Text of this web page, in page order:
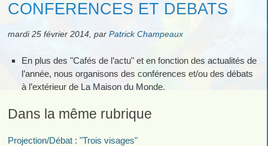
CONFERENCES ET DEBATS
mardi 25 février 2014, par Patrick Champeaux
En plus des "Cafés de l’actu" et en fonction des actualités de
l’année, nous organisons des conférences et/ou des débats
à l’extérieur de La Maison du Monde.
Dans la même rubrique
Projection/Débat : "Trois visages"